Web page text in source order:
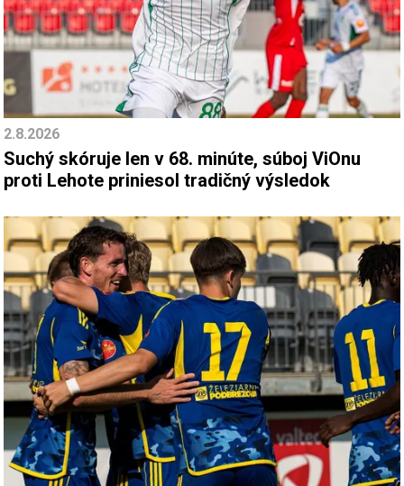
2.8.2026
Suchý skóruje len v 68. minúte, súboj ViOnu
proti Lehote priniesol tradičný výsledok